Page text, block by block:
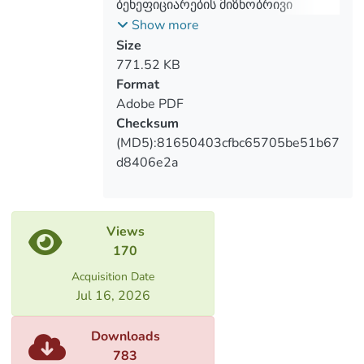
for income and
benefit from the program.
This issue is also relevant in Georgia
there is high level of inequality and
poverty accordingly,
funds from the budget for social
protection of the population is annually
increased.
ბენეფიციარების მიზნობრივი
სოციალური დახმარების
პროგრამაზე დამოკიდებულების
გამომწვევი ფაქტორები
Show more
Size
771.52 KB
Format
Adobe PDF
Checksum
(MD5):81650403cfbc65705be51b67
d8406e2a
Views
170
Acquisition Date
Jul 16, 2026
Downloads
783